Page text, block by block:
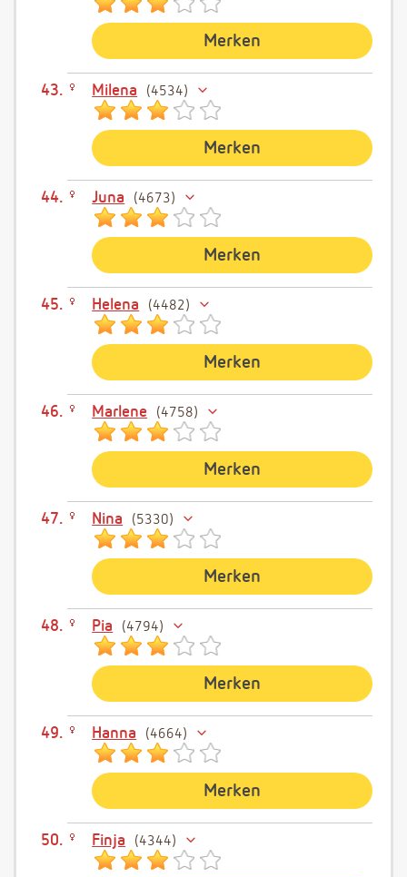
Merken
Milena 4534
Merken
Juna 4673
Merken
Helena 4482
Merken
Marlene 4758
Merken
Nina 5330
Merken
Pia 4794
Merken
Hanna 4664
Merken
Finja 4344